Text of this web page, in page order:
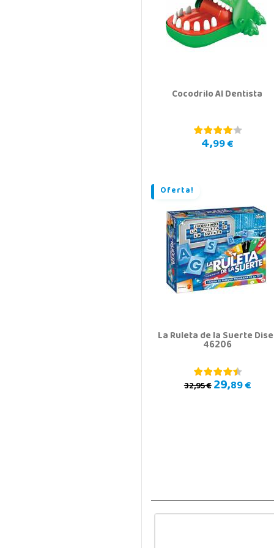
Cocodrilo Al Dentista
4,99 €
Oferta!
La Ruleta de la Suerte
46206
32,95 €29,89 €